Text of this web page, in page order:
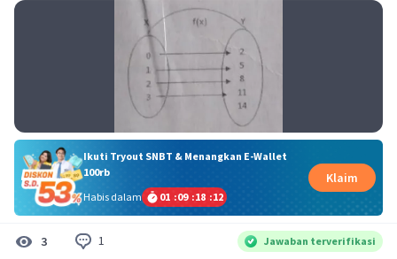
Ikuti Tryout SNBT & Menangkan E-Wallet
100rb
Habis dalam
01 :09 :18 :11
Klaim
3 1 Jawaban terverifikasi